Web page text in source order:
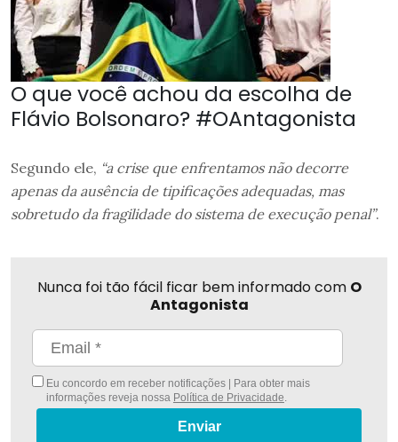
O que você achou da escolha de
Flávio Bolsonaro? #OAntagonista
Segundo ele, “a crise que enfrentamos não decorre
apenas da ausência de tipificações adequadas, mas
sobretudo da fragilidade do sistema de execução penal”.
Nunca foi tão fácil ficar bem informado com O
Antagonista
Eu concordo em receber notificações | Para obter mais
informações reveja nossa Política de Privacidade.
Enviar